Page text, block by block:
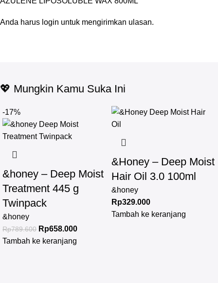
Anda harus login untuk mengirimkan ulasan.
💖 Mungkin Kamu Suka Ini
-17%
&honey – Deep Moist
Treatment 445 g
Twinpack
&honey
Rp789.600 Rp658.000
Tambah ke keranjang
&Honey – Deep Moist
Hair Oil 3.0 100ml
&honey
Rp329.000
Tambah ke keranjang